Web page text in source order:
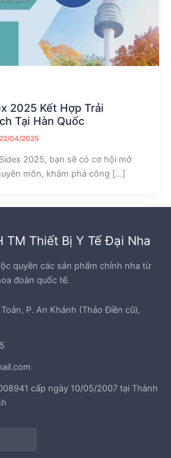
2025 Kết Hợp Trải
Tại Hàn Quốc
04/2025
2025, bạn sẽ có cơ hội mở
môn, khám phá công […]
TM Thiết Bị Y Tế Đại Nha
quyền các sản phẩm chỉnh nha từ
đoàn quốc tế.
P. An Khánh (Thảo Điền cũ),
cấp ngày 10/05/2007 tại Thành